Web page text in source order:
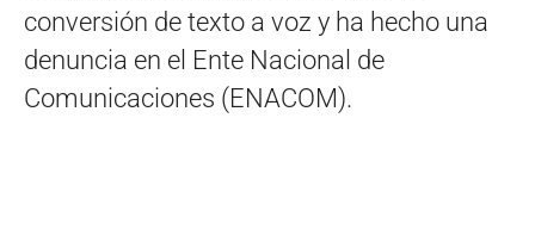
conversión de texto a voz y ha hecho una
denuncia en el Ente Nacional de
Comunicaciones (ENACOM).